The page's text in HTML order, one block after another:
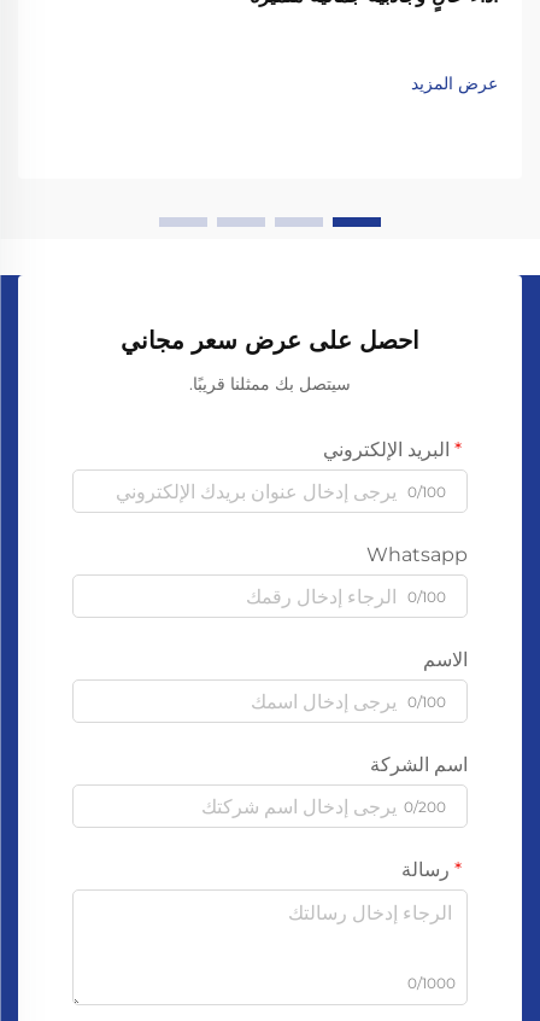
عرض المزيد
احصل على عرض سعر مجاني
سيتصل بك ممثلنا قريبًا.
البريد الإلكتروني
0/100
Whatsapp
0/100
الاسم
0/100
اسم الشركة
0/200
رسالة
0/1000